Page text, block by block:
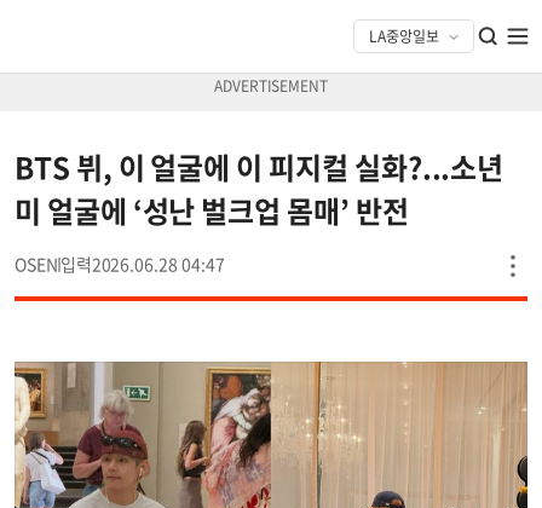
BTS 뷔, 이 얼굴에 이 피지컬 실화?...소년
미 얼굴에 ‘성난 벌크업 몸매’ 반전
OSEN 2026.06.28 04:47